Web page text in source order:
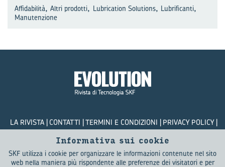
Affidabilità, Altri prodotti, Lubrication Solutions, Lubrificanti,
Manutenzione
LA RIVISTA CONTATTI TERMINI E CONDIZIONI
PRIVACY POLICY
© SKF Evolution 2026
Informativa sui cookie
SKF utilizza i cookie per organizzare le informazioni contenute nel sito
web nella maniera più rispondente alle preferenze dei visitatori e per